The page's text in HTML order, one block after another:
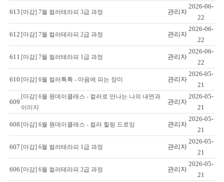
613 [마감] 7월 컬러테라피 3급 과정 관리자
2026-06-
22
612 [마감] 7월 컬러테라피 2급 과정 관리자
2026-06-
22
611 [마감] 7월 컬러테라피 1급 과정 관리자
2026-06-
22
610 [마감] 6월 컬러톡톡 - 마음에 피는 장미 관리자
2026-05-
21
609
[마감] 6월 원데이클래스 - 컬러로 만나는 나의 내면과
이미지
관리자
2026-05-
21
608 [마감] 6월 원데이클래스 - 컬러 힐링 드로잉 관리자
2026-05-
21
607 [마감] 6월 컬러테라피 1급 과정 관리자
2026-05-
21
606 [마감] 6월 컬러테라피 2급 과정 관리자
2026-05-
21